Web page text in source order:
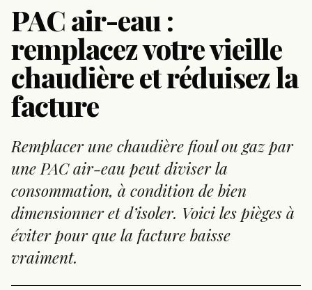
PAC air-eau :
remplacez votre vieille
chaudière et réduisez la
facture
Remplacer une chaudière fioul ou gaz par
une PAC air-eau peut diviser la
consommation, à condition de bien
dimensionner et d’isoler. Voici les pièges à
éviter pour que la facture baisse
vraiment.